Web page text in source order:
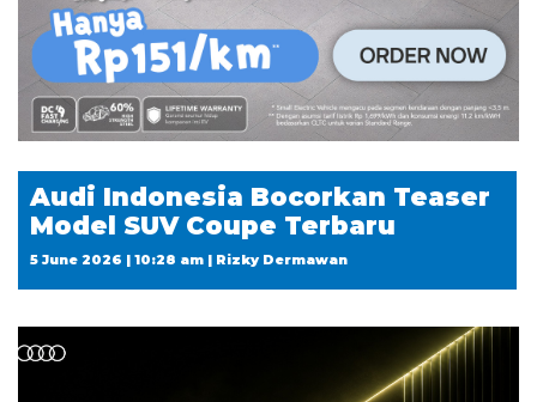
Audi Indonesia Bocorkan Teaser
Model SUV Coupe Terbaru
5 June 2026 | 10:28 am | Rizky Dermawan